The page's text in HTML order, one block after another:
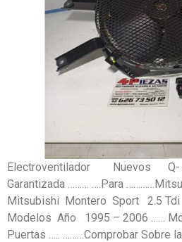
Electroventilador Nuevos Q-
Garantizada ……… ….Para
Mitsubishi Montero Sport 2.5
Modelos Año 1995 – 2006 ……
Puertas ….. ………Comprobar Sobre